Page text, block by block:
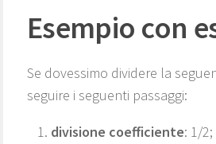
Esempio con
Se dovessimo dividere la
seguire i seguenti passaggi:
divisione coefficiente: 1/2;